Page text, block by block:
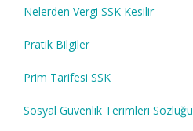
Nelerden Vergi SSK Kesilir
Pratik Bilgiler
Prim Tarifesi SSK
Sosyal Güvenlik Terimleri Sözlüğü